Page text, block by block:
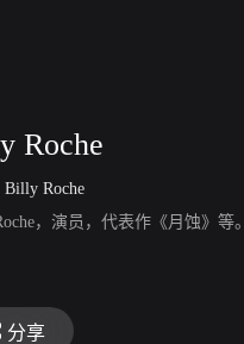
Roche
Billy Roche
，演员，代表作《月蚀》等。
分享